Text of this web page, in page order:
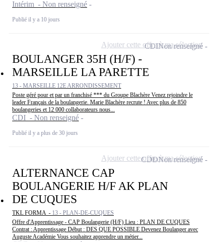
Intérim - Non renseigné
Publié il y a 10 jours
BOULANGER 35H (H/F) -
MARSEILLE LA PARETTE
13 - MARSEILLE 12E ARRONDISSEMENT
Poste géré pour et par un franchisé *** du Groupe Blachère Venez rejoindre le
leader Français de la boulangerie. Marie Blachère recrute ! Avec plus de 850
boulangeries et 12 000 collaborateurs nous...
CDI - Non renseigné
Publié il y a plus de 30 jours
CDINon renseigné
Ajouter cette offre à ma sélection
ALTERNANCE CAP
BOULANGERIE H/F AK PLAN
DE CUQUES
TKL FORMA - 13 - PLAN-DE-CUQUES
Offre d'Apprentissage - CAP Boulangerie (H/F) Lieu : PLAN DE CUQUES
Contrat : Apprentissage Début : DES QUE POSSIBLE Devenez Boulanger avec
Auguste Académie Vous souhaitez apprendre un métier...
CDDNon renseigné
Ajouter cette offre à ma sélection